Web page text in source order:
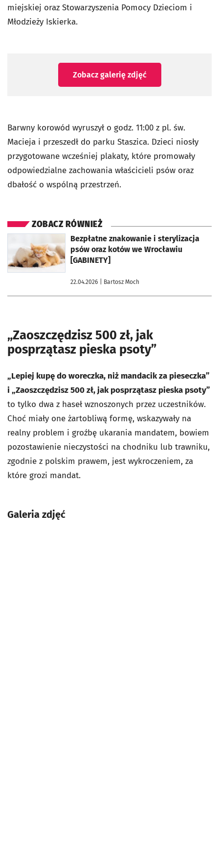
miejskiej oraz Stowarzyszenia Pomocy Dzieciom i
Młodzieży Iskierka.
Zobacz galerię zdjęć
Barwny korowód wyruszył o godz. 11:00 z pl. św.
Macieja i przeszedł do parku Staszica. Dzieci niosły
przygotowane wcześniej plakaty, które promowały
odpowiedzialne zachowania właścicieli psów oraz
dbałość o wspólną przestrzeń.
ZOBACZ RÓWNIEŻ
Bezpłatne znakowanie i sterylizacja
psów oraz kotów we Wrocławiu
[GABINETY]
22.04.2026 | Bartosz Moch
otworzy się w nowej karcie
„Zaoszczędzisz 500 zł, jak
posprzątasz pieska psoty”
„Lepiej kupę do woreczka, niż mandacik za pieseczka”
i „Zaoszczędzisz 500 zł, jak posprzątasz pieska psoty”
to tylko dwa z haseł wznoszonych przez uczestników.
Choć miały one żartobliwą formę, wskazywały na
realny problem i groźbę ukarania mandatem, bowiem
pozostawienie nieczystości na chodniku lub trawniku,
zgodnie z polskim prawem, jest wykroczeniem, za
które grozi mandat.
Galeria zdjęć